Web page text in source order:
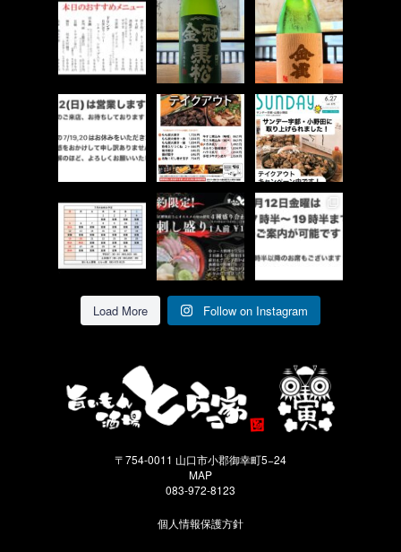
グランドメニュー
とは別でおすすめ
めメニューもご用
意してます！
...
6 0
金冠黒松 緑帯に
なりました！
以前はすっきりと
飲みやすいタイプ
でしたが...
9 0
金雀 秘伝隠生
酛 純米吟醸
限定種、入荷しま
した！...
10 0
7/12(日)は17時〜
23時で営業しま
ご友人、ご家族と
のお食事にぜひ！
...
5 0
お持ち帰りメニュ
ーです！
看板商品「もも炭
火焼き」...
6 0
姉妹店の雷鶏さん
だぁばぁどの記事
が掲載されまし
た！
テイクアウトのキ
ャンペーンお得で
す！...
14 0
7月の営業カレン
ダーです！
7月の19,20日はお
休みです！...
ご予約限定のお刺
身盛り合わせあり
ます！
1人前 ４種4切
れ 税抜1899円
...
8 0
6月12日 金曜日
は多数のご予約を
いただいておりま
す。...
8 0
Load More Follow on Instagram
〒754-0011 山口市小郡御幸町5−24
MAP
083-972-8123
個人情報保護方針